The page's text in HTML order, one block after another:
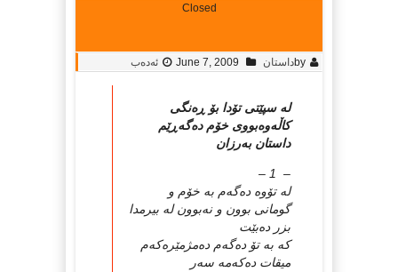
Closed
byداستان June 7, 2009 ئەدەب
له‌ سپێتی تۆدا بۆ ڕه‌نگی
كاڵه‌وه‌بووی خۆم ده‌گه‌ڕێم
داستان به‌رزان
– 1 –
له‌ تۆوه‌ ده‌گه‌م به‌ خۆم و
گومانی بوون و نه‌بوون له‌ بیرمدا
بزر ده‌بێت
كه‌ به‌ تۆ ده‌گه‌م ده‌مژمێره‌كه‌م
میقات ده‌كه‌مه‌ سه‌ر